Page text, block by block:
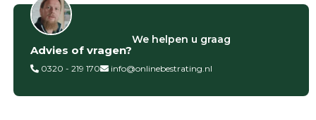
Categorieën
Siertegels
Betontegels
tegels
Advies of vragen?
We helpen u graag
0320 - 219 170 info@onlinebestrating.nl